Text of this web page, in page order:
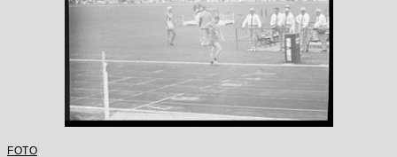
FOTO